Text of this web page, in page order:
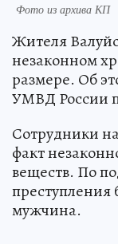
Фото из архива КП
Жителя
незаконном
размере. Об
УМВД России
Сотрудники
факт
веществ. По
преступления
мужчина.